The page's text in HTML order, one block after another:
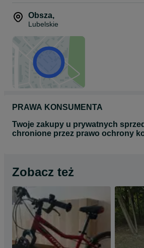
Obsza,
Lubelskie
PRAWA KONSUMENTA
Twoje zakupy u prywatnych
chronione przez prawo ochrony
Zobacz też